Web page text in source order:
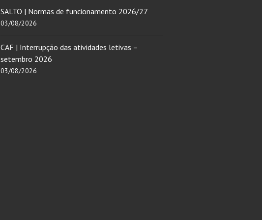
SALTO | Normas de funcionamento 2026/27
03/08/2026
CAF | Interrupção das atividades letivas –
setembro 2026
03/08/2026